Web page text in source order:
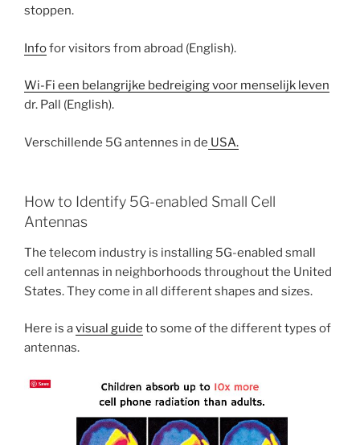
stoppen.
Infofor visitors from abroad (English).
Wi-Fi een belangrijke bedreiging voor menselijk leven
dr. Pall (English).
Verschillende 5G antennes in de USA.
How to Identify 5G-enabled Small Cell
Antennas
The telecom industry is installing 5G-enabled small
cell antennas in neighborhoods throughout the United
States. They come in all different shapes and sizes.
Here is avisual guide to some of the different types of
antennas.